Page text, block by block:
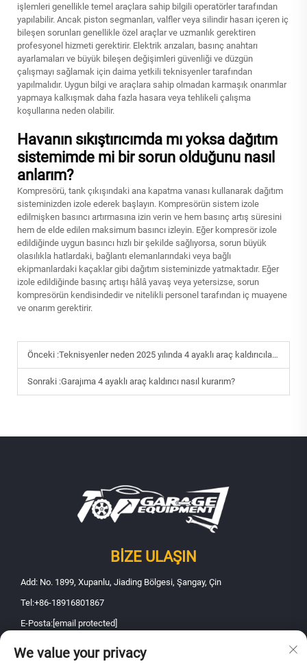
işlemleri genellikle temel araçlara sahip bilgili operatörler tarafından
yapılabilir. Ancak piston segmanları, valfler veya silindir hasarı içeren iç
bileşen sorunları genellikle özel araçlar ve uzmanlık gerektiren
profesyonel hizmeti gerektirir. Elektrik arızaları, basınç anahtarı
ayarlamaları ve büyük bileşen değişimleri güvenliği ve düzgün
çalışmayı sağlamak için daima yetkili teknisyenler tarafından
yapılmalıdır. Uygun bilgi ve araçlara sahip olmadan karmaşık onarımlar
yapmaya kalkışmak daha fazla hasara veya tehlikeli çalışma
koşullarına neden olabilir.
Havanın sıkıştırıcımda mı yoksa dağıtım
sistemimde mi bir sorun olduğunu nasıl
anlarım?
Kompresörü, tank çıkışındaki ana kapatma vanası kullanarak dağıtım
sisteminizden izole ederek başlayın. Kompresörün sistem izole
edilmişken basıncı artırmasına izin verin ve hem basınç artış süresini
hem de elde edilen maksimum basıncı izleyin. Eğer kompresör izole
edildiğinde uygun basıncı hızlı bir şekilde sağlıyorsa, sorun büyük
olasılıkla hatlardaki, bağlantı elemanlarındaki veya bağlı
ekipmanlardaki kaçaklar gibi dağıtım sisteminizde yatmaktadır. Eğer
izole edildiğinde basınç artışı hâlâ yavaş veya yetersizse, sorun
kompresörün kendisindedir ve nitelikli personel tarafından iç muayene
ve onarım gerektirir.
Önceki :Teknisyenler neden 2025 yılında 4 ayaklı araç kaldırıcıları tercih eder?
Sonraki :Garajıma 4 ayaklı araç kaldırıcı nasıl kurarım?
BIZE ULAŞIN
Add: No. 1899, Xupanlu, Jiading Bölgesi, Şangay, Çin
Tel:+86-18916801867
E-Posta: [email protected]
We value your privacy